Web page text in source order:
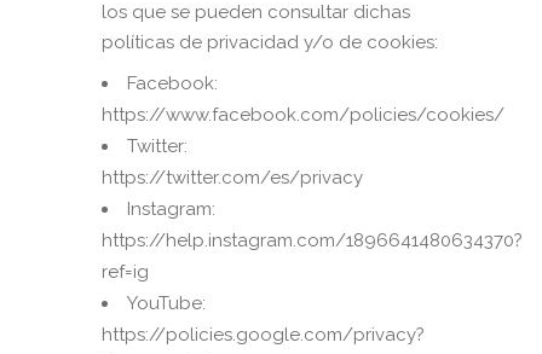
los que se pueden consultar dichas
políticas de privacidad y/o de cookies:
Facebook:
https://www.facebook.com/policies/cookies/
Twitter:
https://twitter.com/es/privacy
Instagram:
https://help.instagram.com/1896641480634370?
ref=ig
YouTube:
https://policies.google.com/privacy?